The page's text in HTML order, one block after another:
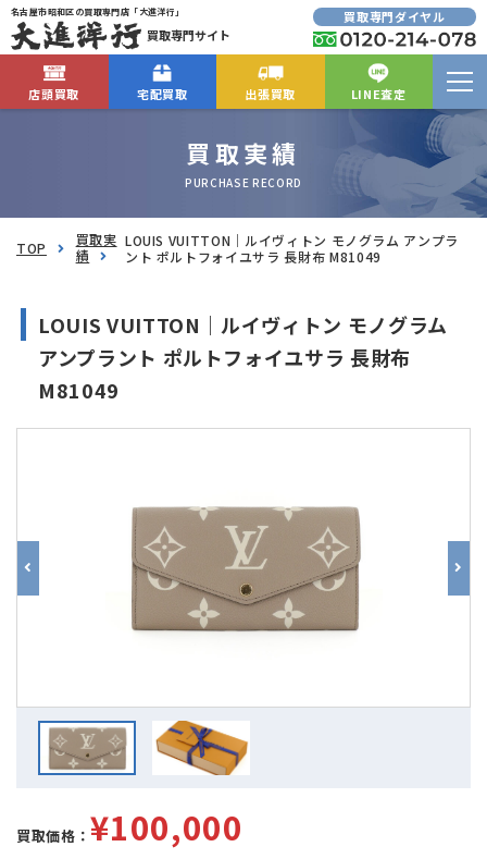
名古屋市昭和区の買取専門店「大進洋行」
買取専門サイト
買取専門ダイヤル
店頭買取 宅配買取 出張買取 LINE査定
買取実績
PURCHASE RECORD
TOP
買取実
績
LOUIS VUITTON｜ルイヴィトン モノグラム アンプラ
ント ポルトフォイユサラ 長財布 M81049
LOUIS VUITTON｜ルイヴィトン モノグラム
アンプラント ポルトフォイユサラ 長財布
M81049
買取価格： ¥100,000